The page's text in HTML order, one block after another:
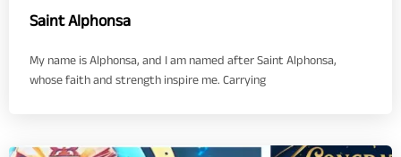
Saint Alphonsa
My name is Alphonsa, and I am named after Saint Alphonsa,
whose faith and strength inspire me. Carrying